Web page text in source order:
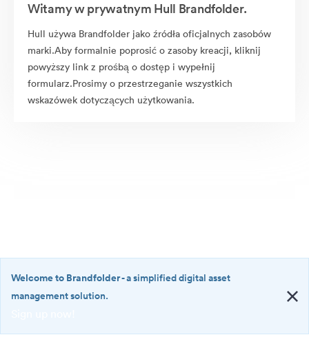
Witamy w prywatnym Hull Brandfolder.
Hull używa Brandfolder jako źródła oficjalnych zasobów
marki.Aby formalnie poprosić o zasoby kreacji, kliknij
powyższy link z prośbą o dostęp i wypełnij
formularz.Prosimy o przestrzeganie wszystkich
wskazówek dotyczących użytkowania.
·
Welcome to Brandfolder- a simplified digital asset
management solution.